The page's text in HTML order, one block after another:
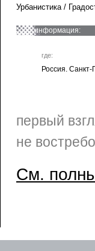
Урбанистика /
информация:
где:
Россия. Санкт-
первый
не
См.